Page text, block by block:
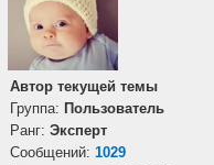
Автор текущей темы
Группа: Пользователь
Ранг: Эксперт
Cообщений: 1029